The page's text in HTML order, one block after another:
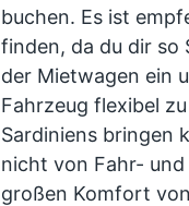
buchen. Es ist
finden, da du dir so
der Mietwagen ein
Fahrzeug flexibel
Sardiniens bringen
nicht von Fahr-
großen Komfort